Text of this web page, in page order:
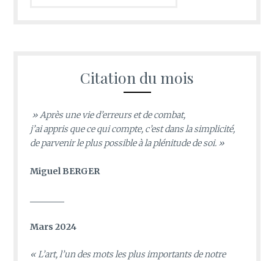
Citation du mois
» Après une vie d’erreurs et de combat,
j’ai appris que ce qui compte, c’est dans la simplicité,
de parvenir le plus possible à la plénitude de soi. »
Miguel BERGER
Mars 2024
«L’art, l’un des mots les plus importants de notre